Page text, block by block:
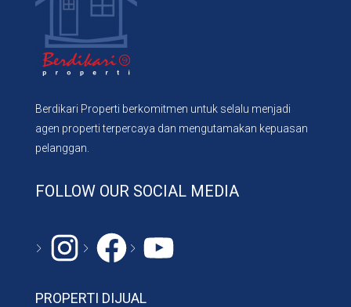
Berdikari Properti berkomitmen untuk selalu menjadi
agen properti terpercaya dan mengutamakan kepuasan
pelanggan.
FOLLOW OUR SOCIAL MEDIA
Instagram
# YouTube
PROPERTI DIJUAL